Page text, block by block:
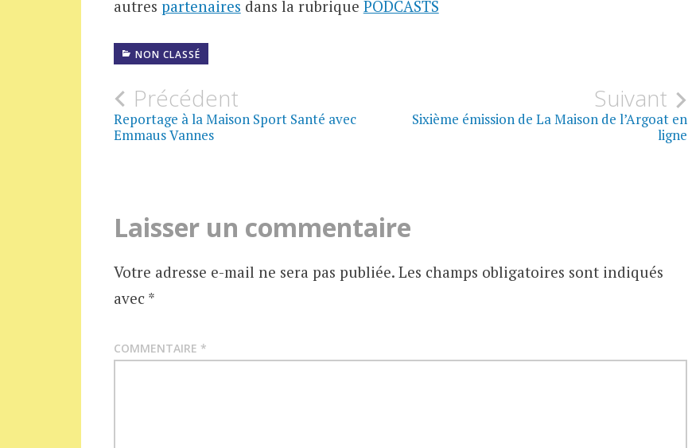
autres partenaires dans la rubrique PODCASTS
NON CLASSÉ
Navigation
des
Précédent
Reportage à la Maison Sport Santé avec
Emmaus Vannes
Suivant
Sixième émission de La Maison de l’Argoat en
ligne
Laisser un commentaire
Votre adresse e-mail ne sera pas publiée. Les champs obligatoires sont indiqués
avec *
COMMENTAIRE *